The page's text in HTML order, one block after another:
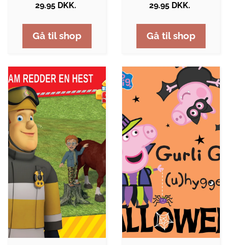
29.95 DKK.
Gå til shop
29.95 DKK.
Gå til shop